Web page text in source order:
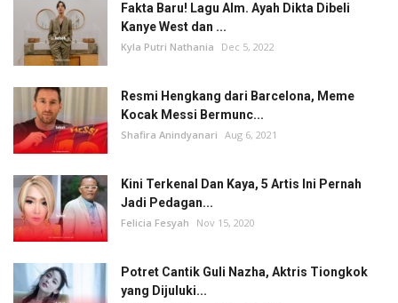
Fakta Baru! Lagu Alm. Ayah Dikta Dibeli
Kanye West dan ...
Kyla Putri Nathania Dec 5, 2022
Resmi Hengkang dari Barcelona, Meme
Kocak Messi Bermunc...
Shafira Anindyanari Aug 6, 2021
Kini Terkenal Dan Kaya, 5 Artis Ini Pernah
Jadi Pedagan...
Felicia Fesyah Nov 15, 2020
Potret Cantik Guli Nazha, Aktris Tiongkok
yang Dijuluki...